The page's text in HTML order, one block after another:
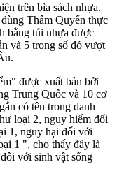
trên bìa sách nhựa.
Thâm Quyến thực
bằng túi nhựa được
và 5 trong số đó vượt
được xuất bản bởi
Trung Quốc và 10 cơ
có tên trong danh
loại 2, nguy hiểm đối
1, nguy hại đối với
1 ", cho thấy đây là
với sinh vật sống